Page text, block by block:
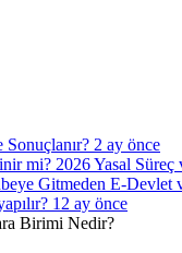
2 ay önce
mi? 2026 Yasal Süreç
Gitmeden E-
12 ay önce
Birimi Nedir?